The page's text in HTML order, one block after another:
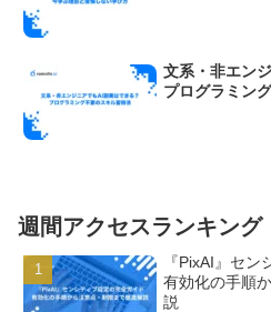
文系・非エン
プログラミン
週間アクセスランキング
『PixAI』セン
有効化の手順
説